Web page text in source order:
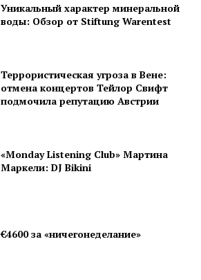
Уникальный характер минеральной
воды: Обзор от Stiftung Warentest
Террористическая угроза в Вене:
отмена концертов Тейлор Свифт
подмочила репутацию Австрии
«Monday Listening Club» Мартина
Маркели: DJ Bikini
€4600 за «ничегонеделание»